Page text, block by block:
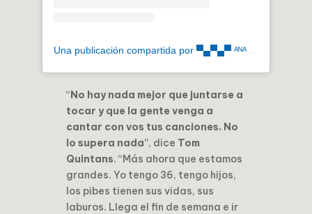
Una publicación compartida por ▀▄▀▄▀ ᴬᴺᴬ ᶠᴿᴬᴺᴳᴼ ᴱᴸᴱᵀᴿᴵᶜᴼ (@anafrangoeletrico)
“No hay nada mejor que juntarse a
tocar y que la gente venga a
cantar con vos tus canciones. No
lo supera nada”, dice Tom
Quintans. “Más ahora que estamos
grandes. Yo tengo 36, tengo hijos,
los pibes tienen sus vidas, sus
laburos. Llega el fin de semana e ir